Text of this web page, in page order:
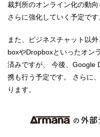
裁判所のオンライン化の動向
さらに強化していく予定です
また、ビジネスチャット以
boxやDropboxといったオン
済みですが、 今後、Google
携も行う予定です。 さらに
ります。